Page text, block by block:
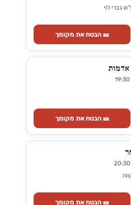
גברי לוי
🎫 הבטח את מקומך
אדמות
🎫 הבטח את מקומך
🎫 הבטח את מקומך